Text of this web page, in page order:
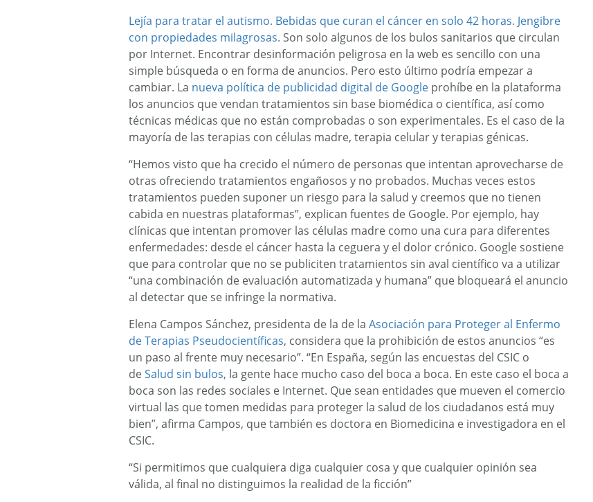
Lejía para tratar el autismo. Bebidas que curan el cáncer en solo 42 horas. Jengibre
con propiedades milagrosas. Son solo algunos de los bulos sanitarios que circulan
por Internet. Encontrar desinformación peligrosa en la web es sencillo con una
simple búsqueda o en forma de anuncios. Pero esto último podría empezar a
cambiar. La nueva política de publicidad digital de Google prohíbe en la plataforma
los anuncios que vendan tratamientos sin base biomédica o científica, así como
técnicas médicas que no están comprobadas o son experimentales. Es el caso de la
mayoría de las terapias con células madre, terapia celular y terapias génicas.
“Hemos visto que ha crecido el número de personas que intentan aprovecharse de
otras ofreciendo tratamientos engañosos y no probados. Muchas veces estos
tratamientos pueden suponer un riesgo para la salud y creemos que no tienen
cabida en nuestras plataformas”, explican fuentes de Google. Por ejemplo, hay
clínicas que intentan promover las células madre como una cura para diferentes
enfermedades: desde el cáncer hasta la ceguera y el dolor crónico. Google sostiene
que para controlar que no se publiciten tratamientos sin aval científico va a utilizar
“una combinación de evaluación automatizada y humana” que bloqueará el anuncio
al detectar que se infringe la normativa.
Elena Campos Sánchez, presidenta de la de la Asociación para Proteger al Enfermo
de Terapias Pseudocientíficas, considera que la prohibición de estos anuncios “es
un paso al frente muy necesario”. “En España, según las encuestas del CSIC o
deSalud sin bulos, la gente hace mucho caso del boca a boca. En este caso el boca a
boca son las redes sociales e Internet. Que sean entidades que mueven el comercio
virtual las que tomen medidas para proteger la salud de los ciudadanos está muy
bien”, afirma Campos, que también es doctora en Biomedicina e investigadora en el
CSIC.
“Si permitimos que cualquiera diga cualquier cosa y que cualquier opinión sea
válida, al final no distinguimos la realidad de la ficción”